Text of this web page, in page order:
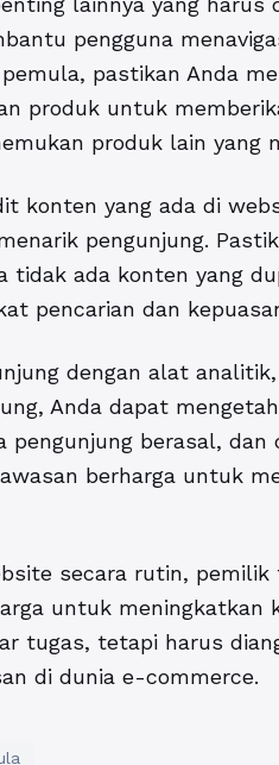
pengguna
pemula, pastikan Anda
produk untuk
produk lain yang
konten yang ada di
pengunjung.
tidak ada konten yang
pencarian dan
dengan alat
Anda dapat
pengunjung berasal,
berharga untuk
secara rutin,
untuk meningkatkan
tugas, tetapi harus
di dunia e-commerce.